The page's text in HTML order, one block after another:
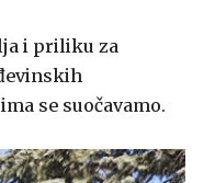
i priliku za
se suočavamo.